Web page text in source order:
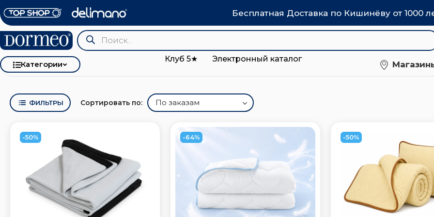
Бесплатная Доставка по Кишинёву от 1000
Категории
Клуб 5★ Электронный каталог
ФИЛЬТРЫ Сортировать по:
-50% -64% -50%